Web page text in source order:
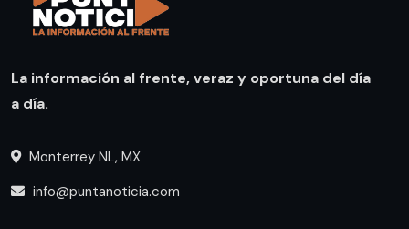
La información al frente, veraz y oportuna del día
a día.
Monterrey NL, MX
info@puntanoticia.com